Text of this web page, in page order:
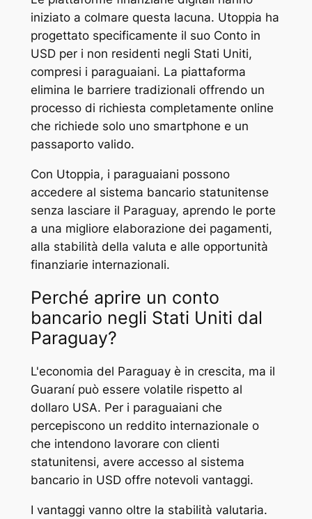
iniziato a colmare questa lacuna. Utoppia ha
progettato specificamente il suo Conto in
USD per i non residenti negli Stati Uniti,
compresi i paraguaiani. La piattaforma
elimina le barriere tradizionali offrendo un
processo di richiesta completamente online
che richiede solo uno smartphone e un
passaporto valido.
Con Utoppia, i paraguaiani possono
accedere al sistema bancario statunitense
senza lasciare il Paraguay, aprendo le porte
a una migliore elaborazione dei pagamenti,
alla stabilità della valuta e alle opportunità
finanziarie internazionali.
Perché aprire un conto
bancario negli Stati Uniti dal
Paraguay?
L'economia del Paraguay è in crescita, ma il
Guaraní può essere volatile rispetto al
dollaro USA. Per i paraguaiani che
percepiscono un reddito internazionale o
che intendono lavorare con clienti
statunitensi, avere accesso al sistema
bancario in USD offre notevoli vantaggi.
I vantaggi vanno oltre la stabilità valutaria.